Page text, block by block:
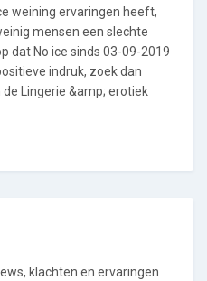
weining ervaringen heeft,
mensen een slechte
dat No ice sinds 03-09-2019
indruk, zoek dan
Lingerie &amp; erotiek
klachten en ervaringen